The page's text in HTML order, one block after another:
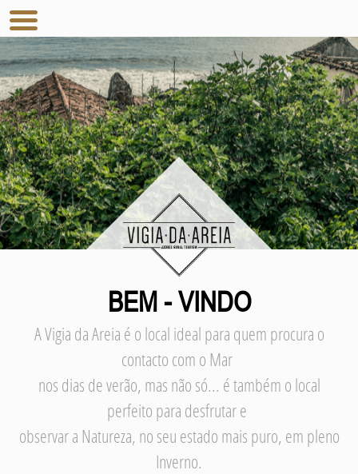
BEM - VINDO
A Vigia da Areia é o local ideal para quem procura o
contacto com o Mar
nos dias de verão, mas não só... é também o local
perfeito para desfrutar e
observar a Natureza, no seu estado mais puro, em pleno
Inverno.